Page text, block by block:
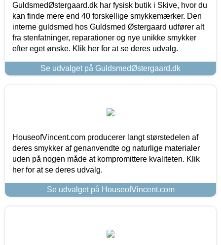
GuldsmedØstergaard.dk har fysisk butik i Skive, hvor du
kan finde mere end 40 forskellige smykkemærker. Den
interne guldsmed hos Guldsmed Østergaard udfører alt
fra stenfatninger, reparationer og nye unikke smykker
efter eget ønske. Klik her for at se deres udvalg.
Se udvalget på GuldsmedØstergaard.dk
HouseofVincent.com producerer langt størstedelen af
deres smykker af genanvendte og naturlige materialer
uden på nogen måde at kompromittere kvaliteten. Klik
her for at se deres udvalg.
Se udvalget på HouseofVincent.com